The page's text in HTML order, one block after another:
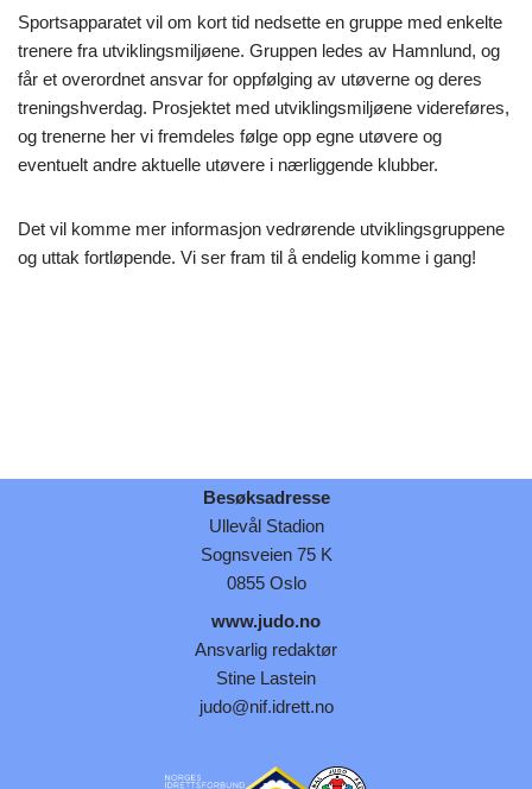
Sportsapparatet vil om kort tid nedsette en gruppe med enkelte
trenere fra utviklingsmiljøene. Gruppen ledes av Hamnlund, og
får et overordnet ansvar for oppfølging av utøverne og deres
treningshverdag. Prosjektet med utviklingsmiljøene videreføres,
og trenerne her vi fremdeles følge opp egne utøvere og
eventuelt andre aktuelle utøvere i nærliggende klubber.
Det vil komme mer informasjon vedrørende utviklingsgruppene
og uttak fortløpende. Vi ser fram til å endelig komme i gang!
Besøksadresse
Ullevål Stadion
Sognsveien 75 K
0855 Oslo
www.judo.no
Ansvarlig redaktør
Stine Lastein
judo@nif.idrett.no